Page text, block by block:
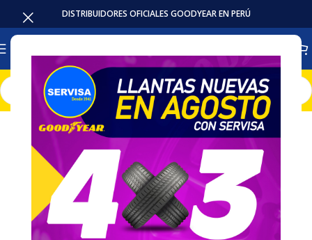
DISTRIBUIDORES OFICIALES GOODYEAR EN PERÚ
Inicio Llantas Camioneta